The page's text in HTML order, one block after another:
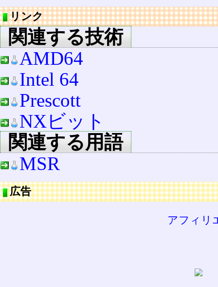
リンク
関連する技術
AMD64
Intel 64
Prescott
NXビット
関連する用語
MSR
広告
アフィリ